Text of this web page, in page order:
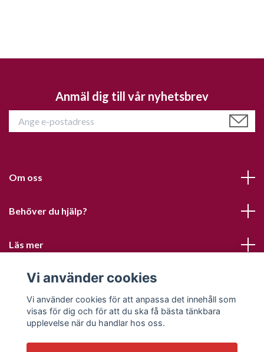
Anmäl dig till vår nyhetsbrev
Om oss
Behöver du hjälp?
Läs mer
Sociala medier
Vi använder cookies
Vi använder cookies för att anpassa det innehåll som
visas för dig och för att du ska få bästa tänkbara
upplevelse när du handlar hos oss.